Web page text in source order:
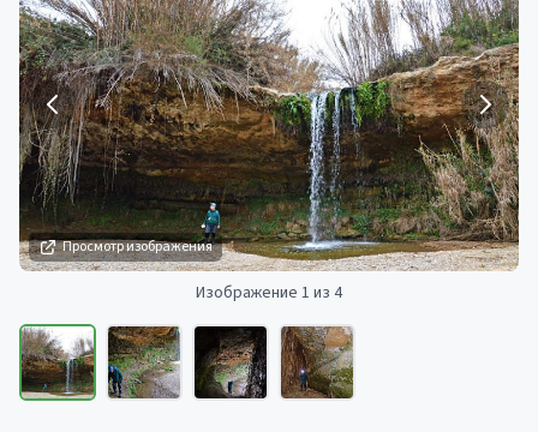
Просмотр изображения
Изображение 1 из 4